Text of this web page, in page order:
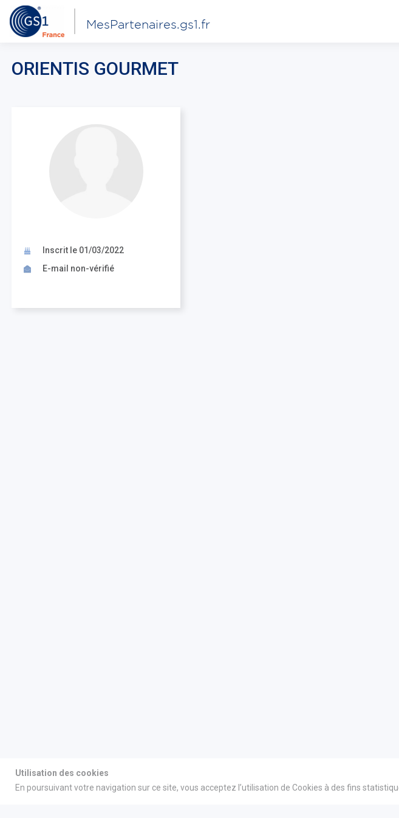
Utilisation des cookies
En poursuivant votre navigation sur ce site, vous acceptez l’utilisation de Cookies à des fins
MesPartenaires.gs1.fr
ORIENTIS GOURMET
Inscrit le 01/03/2022
E-mail non-vérifié